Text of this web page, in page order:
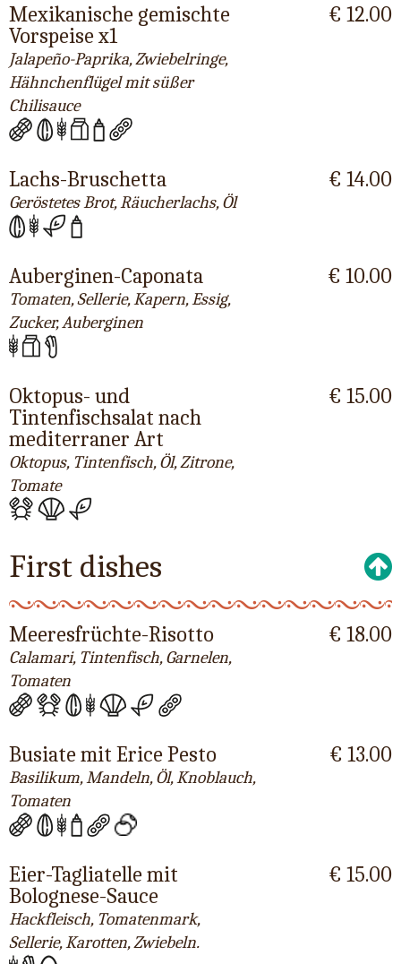
Mexikanische gemischte
Vorspeise x1
Jalapeño-Paprika, Zwiebelringe,
Hähnchenflügel mit süßer
Chilisauce
€ 12.00
Lachs-Bruschetta
Geröstetes Brot, Räucherlachs, Öl
€ 14.00
Auberginen-Caponata
Tomaten, Sellerie, Kapern, Essig,
Zucker, Auberginen
€ 10.00
Oktopus- und
Tintenfischsalat nach
mediterraner Art
Oktopus, Tintenfisch, Öl, Zitrone,
Tomate
€ 15.00
First dishes
Meeresfrüchte-Risotto
Calamari, Tintenfisch, Garnelen,
Tomaten
€ 18.00
Busiate mit Erice Pesto
Basilikum, Mandeln, Öl, Knoblauch,
Tomaten
€ 13.00
Eier-Tagliatelle mit
Bolognese-Sauce
Hackfleisch, Tomatenmark,
Sellerie, Karotten, Zwiebeln.
€ 15.00